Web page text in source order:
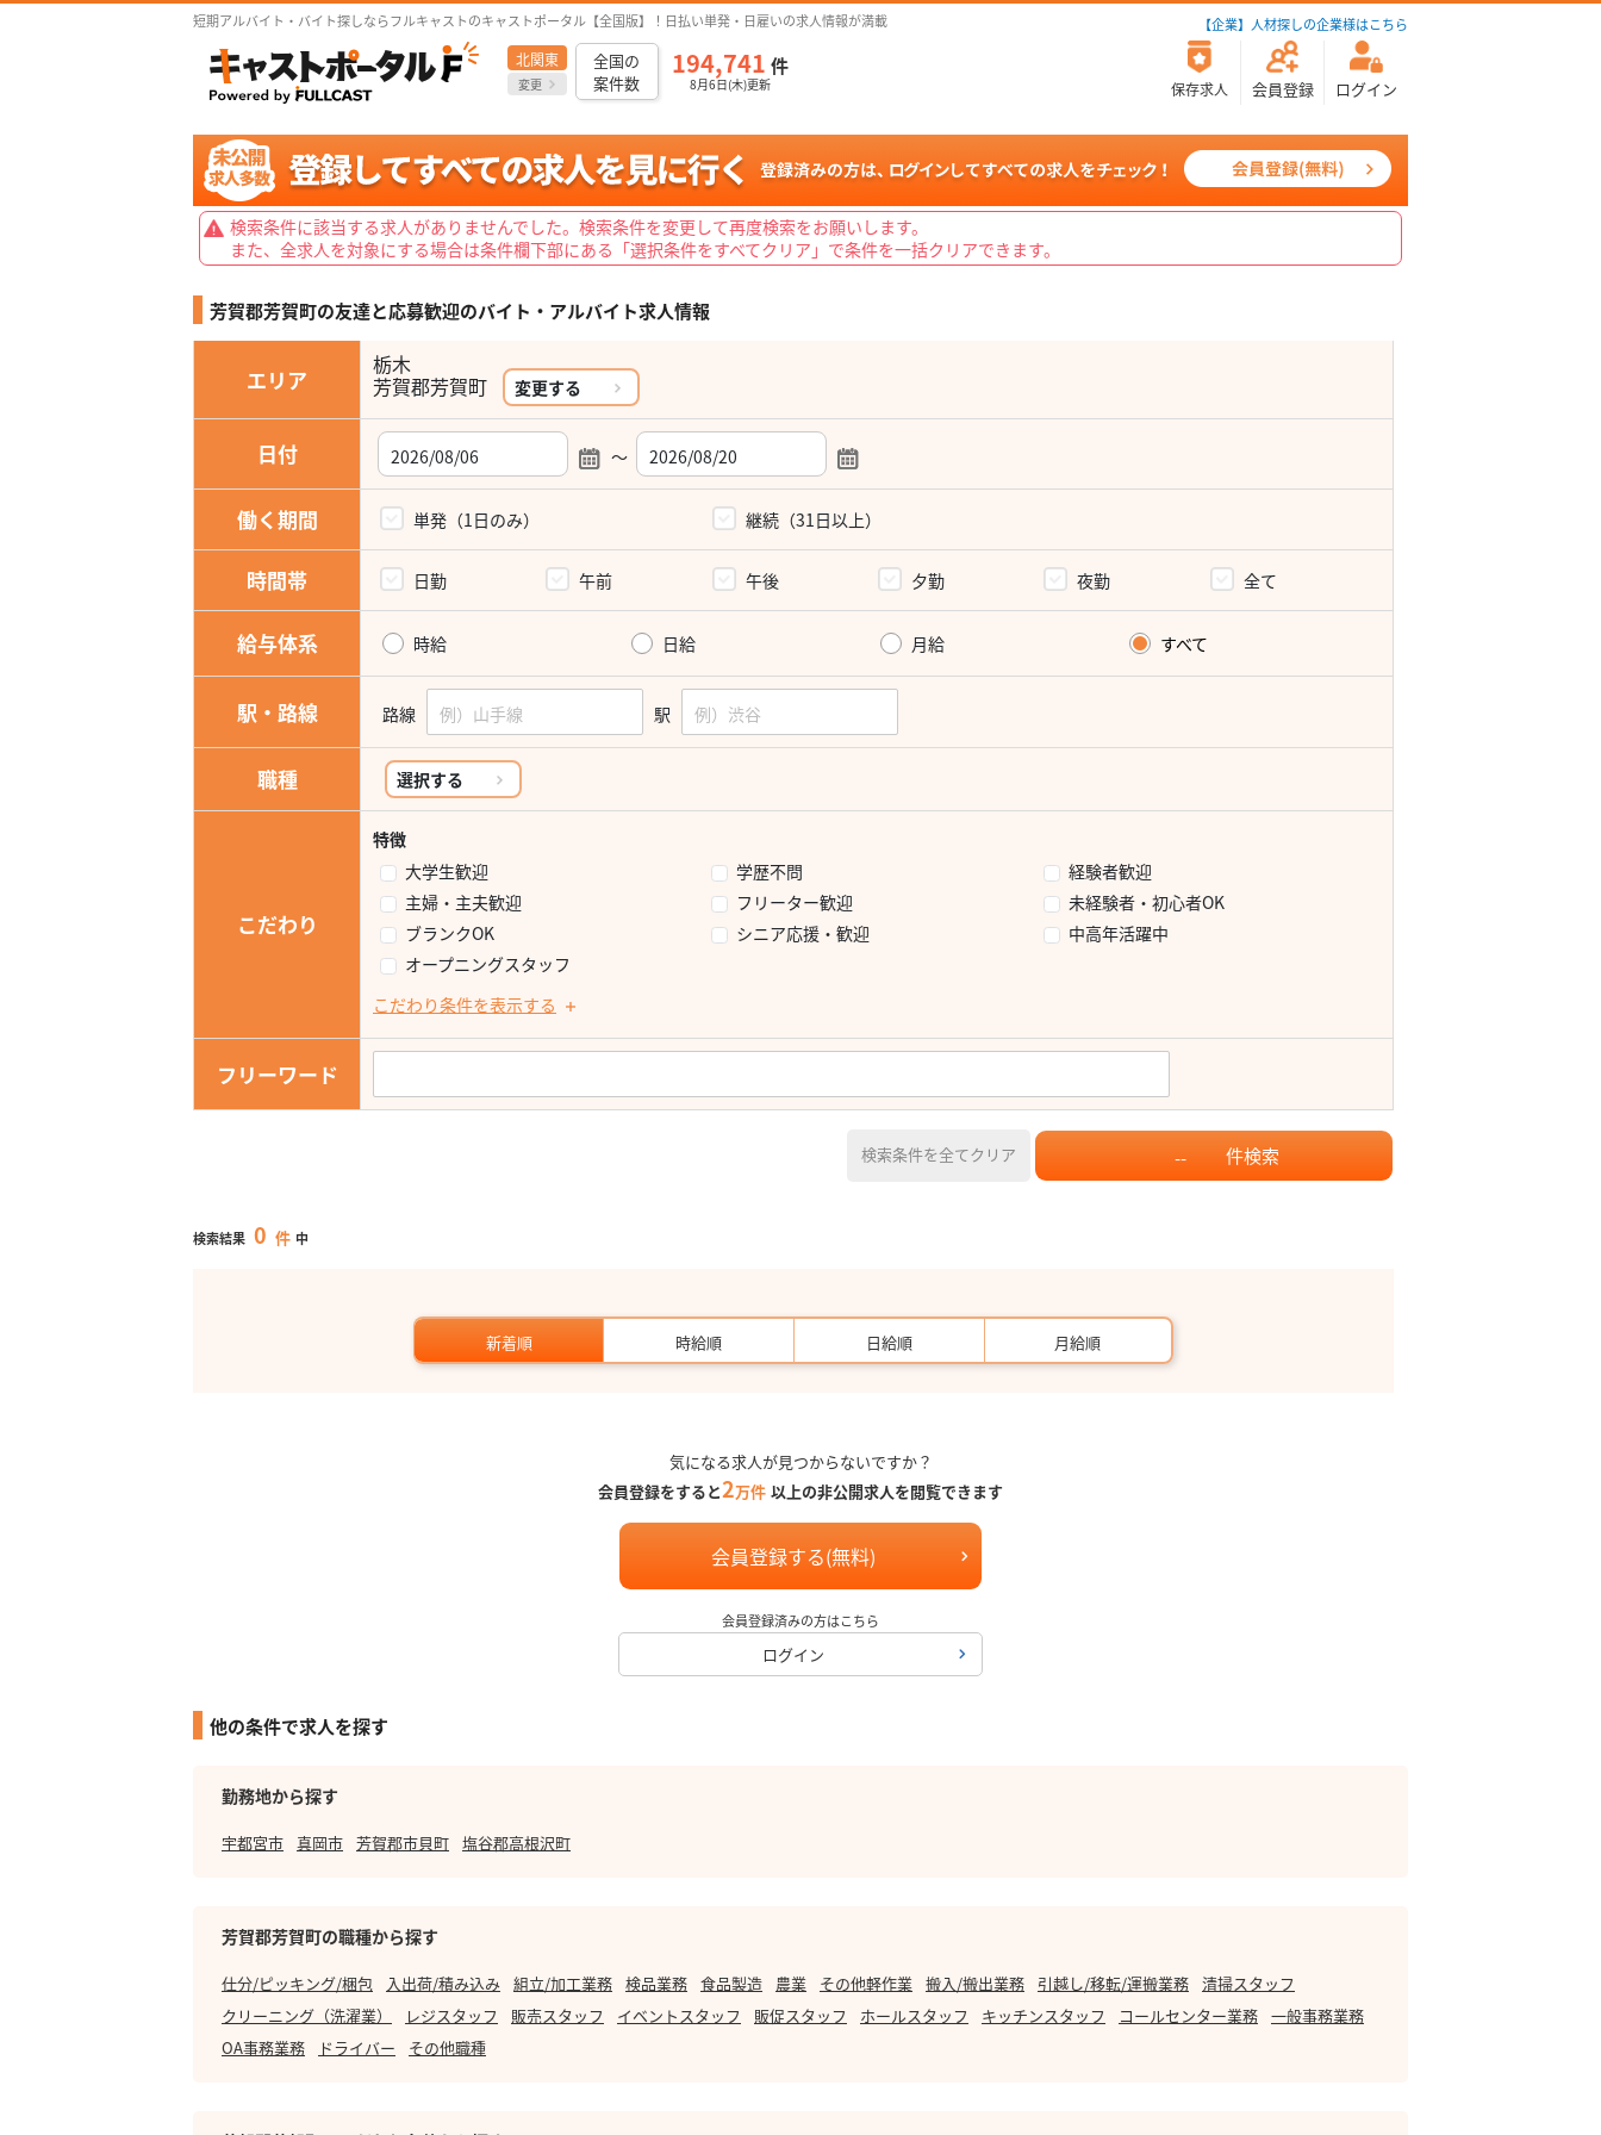
短期アルバイト・バイト探しならフルキャストのキャストポータル【全国版】！日払い単発・日雇いの求人情報が満載 【企業】人材探しの企業様はこちら
北関東
変更
全国の
案件数
194,741 件
8月6日(木)更新 保存求人 会員登録 ログイン
検索条件に該当する求人がありませんでした。検索条件を変更して再度検索をお願いします。
また、全求人を対象にする場合は条件欄下部にある「選択条件をすべてクリア」で条件を一括クリアできます。
芳賀郡芳賀町の友達と応募歓迎のバイト・アルバイト求人情報
エリア
栃木
芳賀郡芳賀町 変更する
日付 ～
働く期間 単発（1日のみ） 継続（31日以上）
時間帯 日勤 午前 午後 夕勤 夜勤 全て
給与体系 時給 日給 月給 すべて
駅・路線 路線 駅
職種 選択する
こだわり
特徴
大学生歓迎
学歴不問
経験者歓迎
主婦・主夫歓迎
フリーター歓迎
未経験者・初心者OK
ブランクOK
シニア応援・歓迎
中高年活躍中
オープニングスタッフ
こだわり条件を表示する
フリーワード
検索条件を全てクリア -- 件検索
検索結果 0 件 中
新着順 時給順 日給順 月給順
気になる求人が見つからないですか？
会員登録をすると2万件 以上の非公開求人を閲覧できます
会員登録する(無料)
会員登録済みの方はこちら
ログイン
他の条件で求人を探す
勤務地から探す
宇都宮市 真岡市 芳賀郡市貝町 塩谷郡高根沢町
芳賀郡芳賀町の職種から探す
仕分/ピッキング/梱包 入出荷/積み込み 組立/加工業務 検品業務 食品製造 農業 その他軽作業 搬入/搬出業務 引越し/移転/運搬業務 清掃スタッフ
クリーニング（洗濯業）
レジスタッフ 販売スタッフ イベントスタッフ 販促スタッフ ホールスタッフ キッチンスタッフ コールセンター業務 一般事務業務
OA事務業務
ドライバー その他職種